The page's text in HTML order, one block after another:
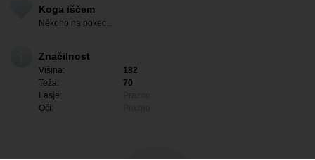
Koga iščem
Někoho na pokec...
Značilnost
Višina:
182
Teža:
70
Lasje:
Oči: